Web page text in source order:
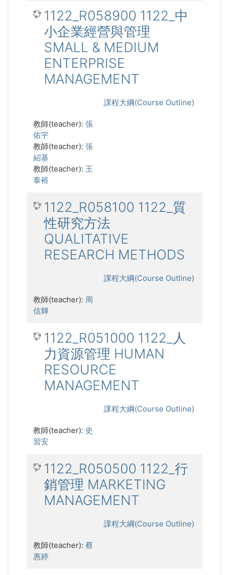
1122_R058900 1122_中
小企業經營與管理
SMALL & MEDIUM
ENTERPRISE
MANAGEMENT
課程大綱(Course Outline)
教師(teacher): 張
佑宇
教師(teacher): 張
紹基
教師(teacher): 王
泰裕
1122_R058100 1122_質
性研究方法
QUALITATIVE
RESEARCH METHODS
課程大綱(Course Outline)
教師(teacher): 周
信輝
1122_R051000 1122_人
力資源管理 HUMAN
RESOURCE
MANAGEMENT
課程大綱(Course Outline)
教師(teacher): 史
習安
1122_R050500 1122_行
銷管理 MARKETING
MANAGEMENT
課程大綱(Course Outline)
教師(teacher): 蔡
惠婷